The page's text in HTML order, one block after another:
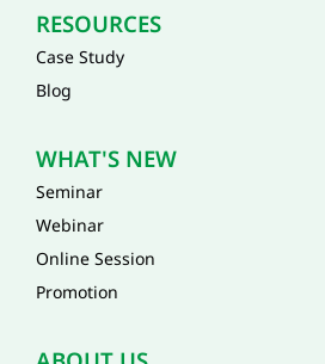
RESOURCES
Case Study
Blog
WHAT'S NEW
Seminar
Webinar
Online Session
Promotion